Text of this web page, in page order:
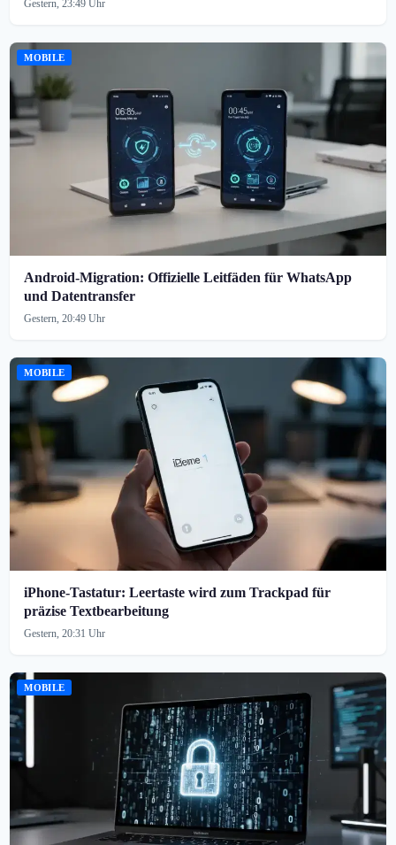
Gestern, 23:49 Uhr
MOBILE
Android-Migration: Offizielle Leitfäden für WhatsApp
und Datentransfer
Gestern, 20:49 Uhr
MOBILE
iPhone-Tastatur: Leertaste wird zum Trackpad für
präzise Textbearbeitung
Gestern, 20:31 Uhr
MOBILE